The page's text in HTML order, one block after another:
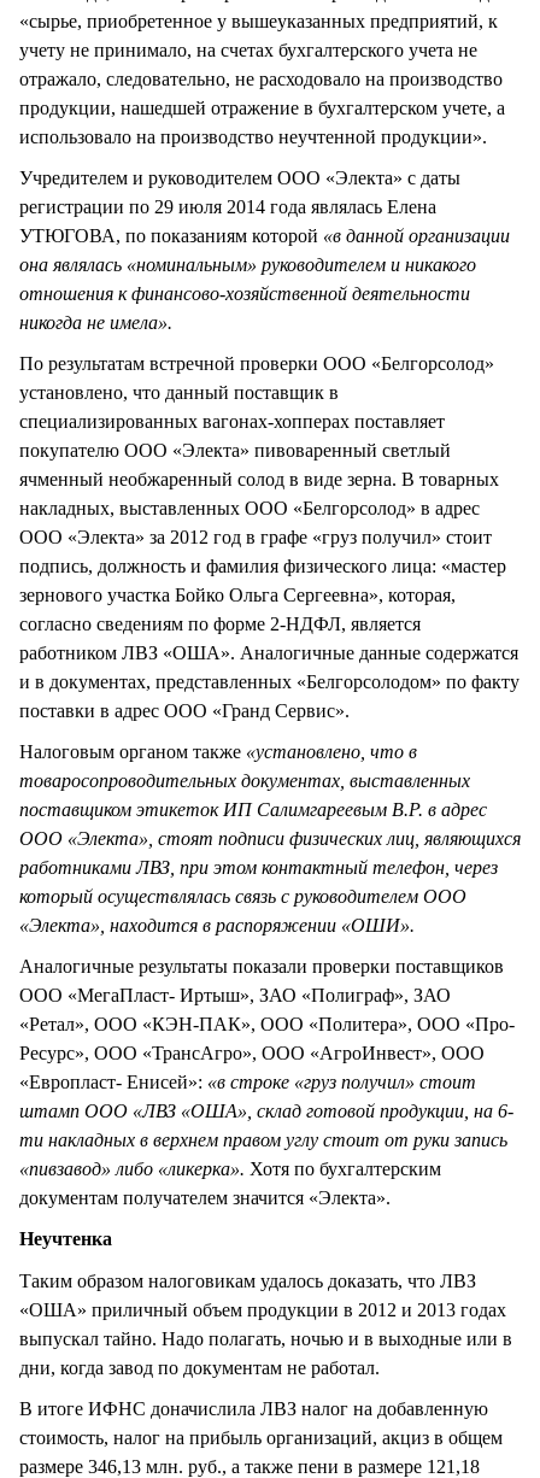
«сырье, приобретенное у вышеуказанных предприятий, к
учету не принимало, на счетах бухгалтерского учета не
отражало, следовательно, не расходовало на производство
продукции, нашедшей отражение в бухгалтерском учете, а
использовало на производство неучтенной продукции».
Учредителем и руководителем ООО «Электа» с даты
регистрации по 29 июля 2014 года являлась Елена
УТЮГОВА, по показаниям которой «в данной организации
она являлась «номинальным» руководителем и никакого
отношения к финансово-хозяйственной деятельности
никогда не имела».
По результатам встречной проверки ООО «Белгорсолод»
установлено, что данный поставщик в
специализированных вагонах-хопперах поставляет
покупателю ООО «Электа» пивоваренный светлый
ячменный необжаренный солод в виде зерна. В товарных
накладных, выставленных ООО «Белгорсолод» в адрес
ООО «Электа» за 2012 год в графе «груз получил» стоит
подпись, должность и фамилия физического лица: «мастер
зернового участка Бойко Ольга Сергеевна», которая,
согласно сведениям по форме 2-НДФЛ, является
работником ЛВЗ «ОША». Аналогичные данные содержатся
и в документах, представленных «Белгорсолодом» по факту
поставки в адрес ООО «Гранд Сервис».
Налоговым органом также «установлено, что в
товаросопроводительных документах, выставленных
поставщиком этикеток ИП Салимгареевым В.Р. в адрес
ООО «Электа», стоят подписи физических лиц, являющихся
работниками ЛВЗ, при этом контактный телефон, через
который осуществлялась связь с руководителем ООО
«Электа», находится в распоряжении «ОШИ».
Аналогичные результаты показали проверки поставщиков
ООО «МегаПласт- Иртыш», ЗАО «Полиграф», ЗАО
«Ретал», ООО «КЭН-ПАК», ООО «Политера», ООО «Про-
Ресурс», ООО «ТрансАгро», ООО «АгроИнвест», ООО
«Европласт- Енисей»: «в строке «груз получил» стоит
штамп ООО «ЛВЗ «ОША», склад готовой продукции, на 6-
ти накладных в верхнем правом углу стоит от руки запись
«пивзавод» либо «ликерка». Хотя по бухгалтерским
документам получателем значится «Электа».
Неучтенка
Таким образом налоговикам удалось доказать, что ЛВЗ
«ОША» приличный объем продукции в 2012 и 2013 годах
выпускал тайно. Надо полагать, ночью и в выходные или в
дни, когда завод по документам не работал.
В итоге ИФНС доначислила ЛВЗ налог на добавленную
стоимость, налог на прибыль организаций, акциз в общем
размере 346,13 млн. руб., а также пени в размере 121,18